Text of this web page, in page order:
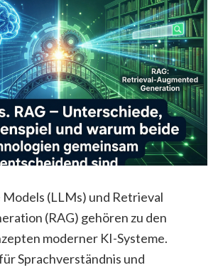
Models (LLMs) und Retrieval
(RAG) gehören zu den
moderner KI-Systeme.
Sprachverständnis und